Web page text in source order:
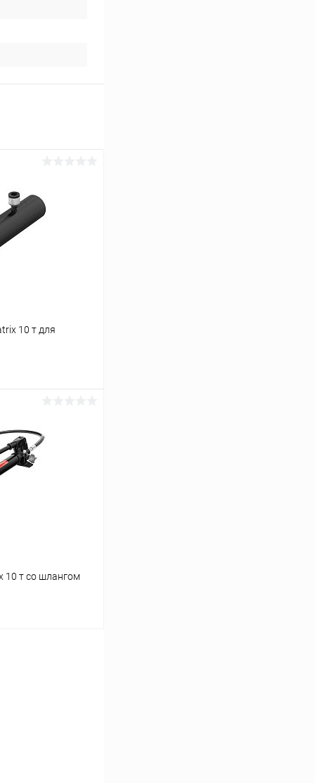
10 т для
Сравнение
10 т со шлангом